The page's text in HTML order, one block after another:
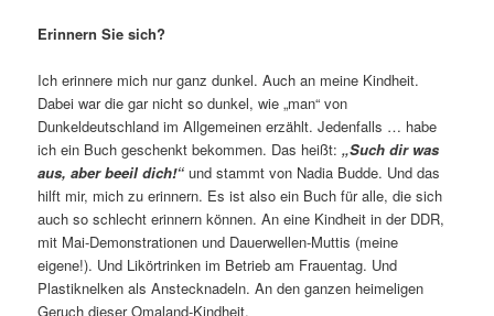
Erinnern Sie sich?
Ich erinnere mich nur ganz dunkel. Auch an meine Kindheit.
Dabei war die gar nicht so dunkel, wie „man“ von
Dunkeldeutschland im Allgemeinen erzählt. Jedenfalls … habe
ich ein Buch geschenkt bekommen. Das heißt: „Such dir was
aus, aber beeil dich!“und stammt von Nadia Budde. Und das
hilft mir, mich zu erinnern. Es ist also ein Buch für alle, die sich
auch so schlecht erinnern können. An eine Kindheit in der DDR,
mit Mai-Demonstrationen und Dauerwellen-Muttis (meine
eigene!). Und Likörtrinken im Betrieb am Frauentag. Und
Plastiknelken als Anstecknadeln. An den ganzen heimeligen
Geruch dieser Omaland-Kindheit.